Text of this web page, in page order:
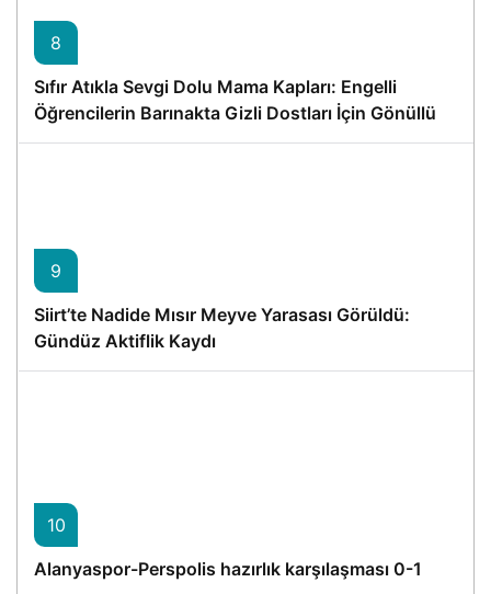
8
Sıfır Atıkla Sevgi Dolu Mama Kapları: Engelli
Öğrencilerin Barınakta Gizli Dostları İçin Gönüllü
Proje
9
Siirt’te Nadide Mısır Meyve Yarasası Görüldü:
Gündüz Aktiflik Kaydı
10
Alanyaspor-Perspolis hazırlık karşılaşması 0-1